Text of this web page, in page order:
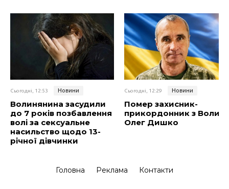
Сьогодні, 12:53 Новини
Волинянина засудили
до 7 років позбавлення
волі за сексуальне
насильство щодо 13-
річної дівчинки
Сьогодні, 12:29 Новини
Помер захисник-
прикордонник з Волині
Олег Дишко
Головна Реклама Контакти